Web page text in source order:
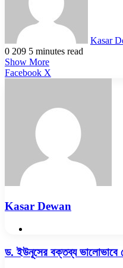
Kasar
0 209 5 minutes read
Show More
Facebook X
Kasar Dewan
ড.
ড. ইউনূসের বক্তব্য ভালোভাবে